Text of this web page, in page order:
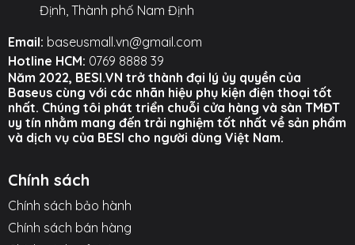
👨‍💻8 MỨC ĐIỀU CHỈNH ĐỘ CAO - BẢO VỆ CỘT
cao linh hoạt, giúp bạn dễ dàng nâng màn hình
laptop lên ngang tầm mắt, giảm mỏi cổ và đau lưng
khi làm việc hoặc chơi game trong thời gian dài.
🔇HOẠT ĐỘNG SIÊU ÊM ÁI:Dù sở hữu quạt tốc độ
cao, đế tản nhiệt Baseus ThermoCool vẫn hoạt động
giúp bạn tập trung tối đa vào công việc hay trận đấu.
⚙️TÍNH NĂNG NỔI BẬT
Quạt Turbo Kép 4200RPM:
Định, Thành phố Nam Định
Email: baseusmall.vn@gmail.com
Hotline HCM: 0769 8888 39
Năm 2022, BESI.VN trở thành đại lý ủy quyền của
Baseus cùng với các nhãn hiệu phụ kiện điện thoại tốt
nhất. Chúng tôi phát triển chuỗi cửa hàng và sàn TMĐT
uy tín nhằm mang đến trải nghiệm tốt nhất về sản phẩm
và dịch vụ của BESI cho người dùng Việt Nam.
Chính sách
Chính sách bảo hành
Chính sách bán hàng